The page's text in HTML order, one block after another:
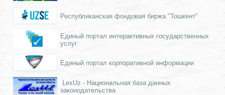
Республиканская фондовая биржа "Тошкент"
Единый портал интерактивных государственных
услуг
Единый портал корпоративной информации
LexUz - Национальная база данных
законодательства